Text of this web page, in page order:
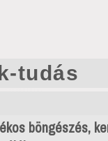
tudás
böngészés,